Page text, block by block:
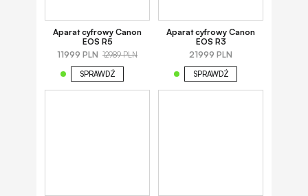
Aparat cyfrowy Canon
EOS R5
11999 PLN 12989 PLN
SPRAWDŹ
Aparat cyfrowy Canon
EOS R3
21999 PLN
SPRAWDŹ